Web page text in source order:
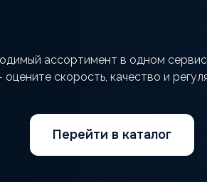
ассортимент в одном
скорость, качество и
Перейти в каталог